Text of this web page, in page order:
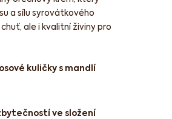
a sílu syrovátkového
ale i kvalitní živiny pro
kuličky s mandlí
ve složení